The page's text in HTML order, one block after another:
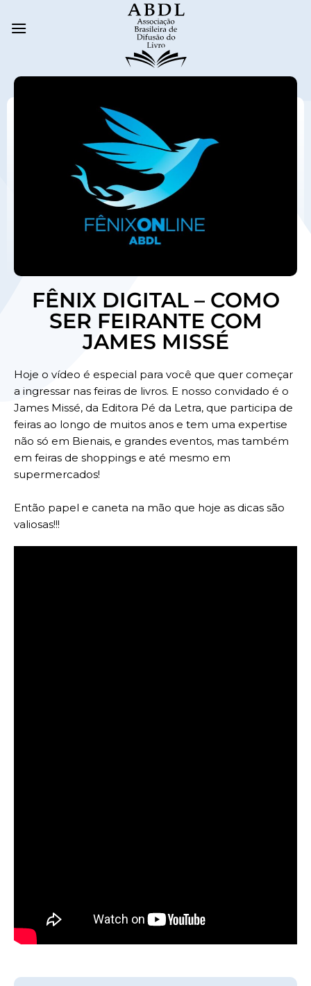
FÊNIX DIGITAL – COMO
SER FEIRANTE COM
JAMES MISSÉ
Hoje o vídeo é especial para você que quer começar
a ingressar nas feiras de livros. E nosso convidado é o
James Missé, da Editora Pé da Letra, que participa de
feiras ao longo de muitos anos e tem uma expertise
não só em Bienais, e grandes eventos, mas também
em feiras de shoppings e até mesmo em
supermercados!
Então papel e caneta na mão que hoje as dicas são
valiosas!!!